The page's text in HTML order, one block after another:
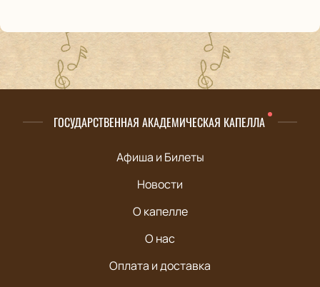
ГОСУДАРСТВЕННАЯ АКАДЕМИЧЕСКАЯ КАПЕЛЛА
Афиша и Билеты
Новости
О капелле
О нас
Оплата и доставка